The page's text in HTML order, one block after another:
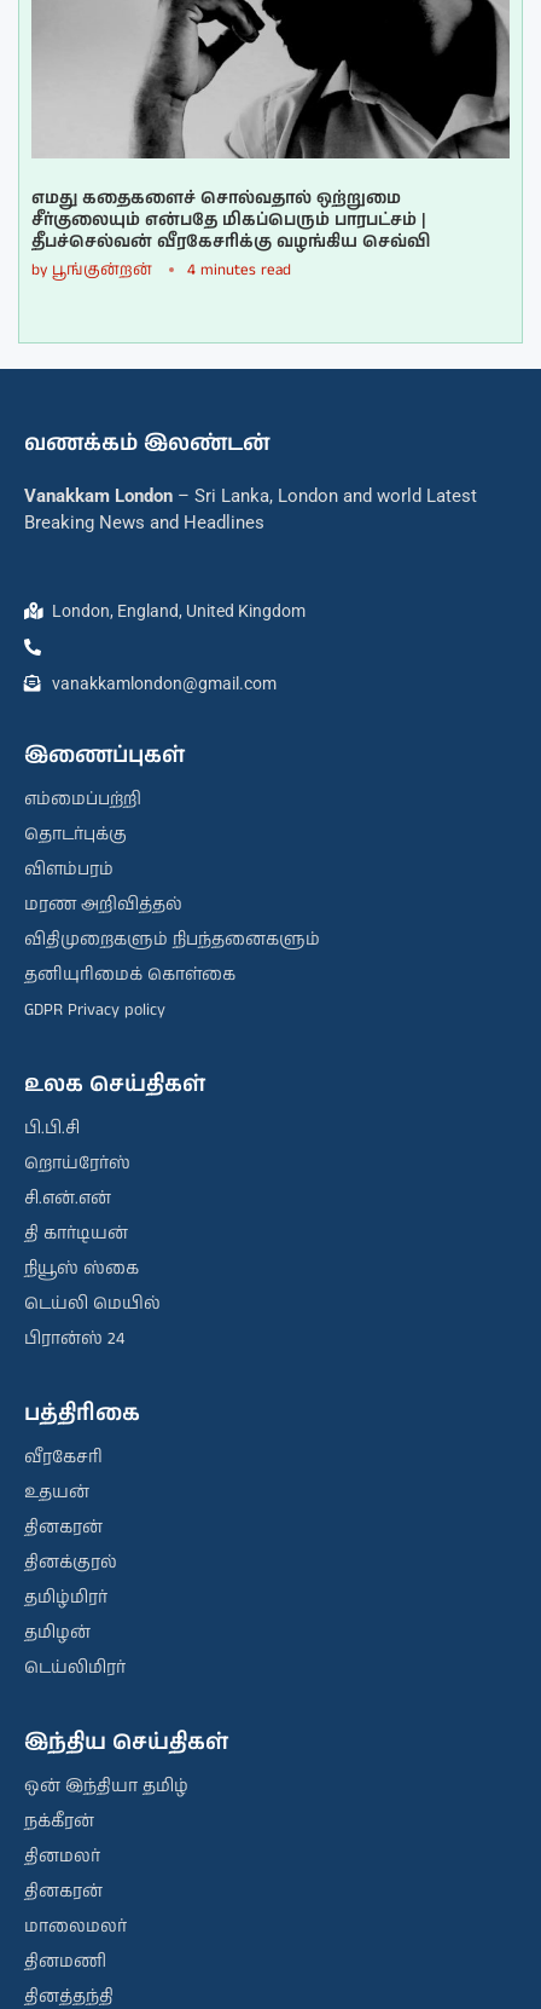
எமது கதைகளைச் சொல்வதால் ஒற்றுமை
சீர்குலையும் என்பதே மிகப்பெரும் பாரபட்சம் |
தீபச்செல்வன் வீரகேசரிக்கு வழங்கிய செவ்வி
by பூங்குன்றன் 4 minutes read
வணக்கம் இலண்டன்
Vanakkam London – Sri Lanka, London and world Latest
Breaking News and Headlines
London, England, United Kingdom
vanakkamlondon@gmail.com
இணைப்புகள்
எம்மைப்பற்றி
தொடர்புக்கு
விளம்பரம்
மரண அறிவித்தல்
விதிமுறைகளும் நிபந்தனைகளும்
தனியுரிமைக் கொள்கை
GDPR Privacy policy
உலக செய்திகள்
பி.பி.சி
றொய்ரேர்ஸ்
சி.என்.என்
தி கார்டியன்
நியூஸ் ஸ்கை
டெய்லி மெயில்
பிரான்ஸ் 24
பத்திரிகை
வீரகேசரி
உதயன்
தினகரன்
தினக்குரல்
தமிழ்மிரர்
தமிழன்
டெய்லிமிரர்
இந்திய செய்திகள்
ஒன் இந்தியா தமிழ்
நக்கீரன்
தினமலர்
தினகரன்
மாலைமலர்
தினமணி
தினத்தந்தி